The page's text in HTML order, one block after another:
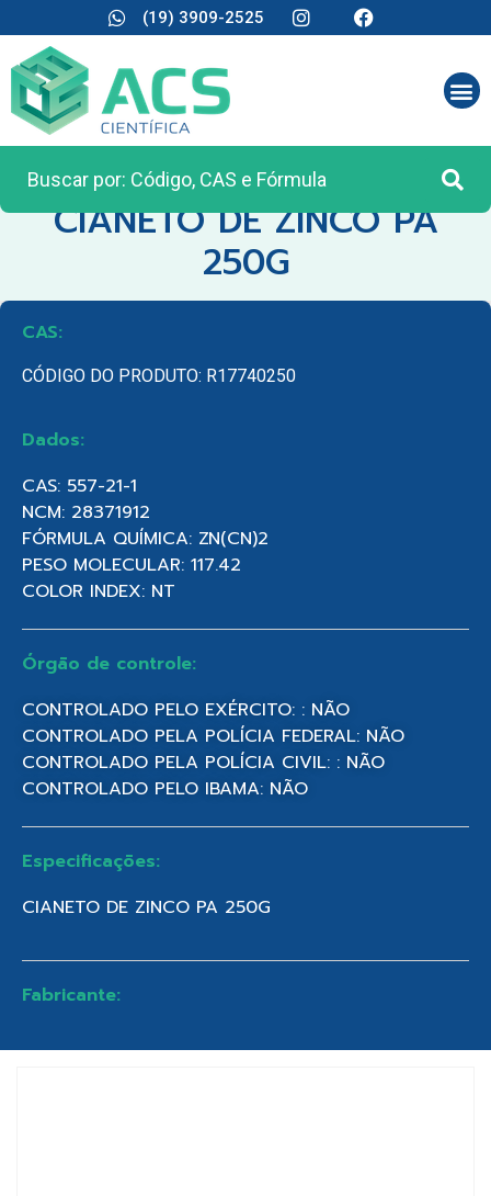
(19) 3909-2525
CATEGORIA:REAGENTES ANALÍTICOS
CIANETO DE ZINCO PA
250G
CAS:
CÓDIGO DO PRODUTO: R17740250
Dados:
CAS: 557-21-1
NCM: 28371912
FÓRMULA QUÍMICA: ZN(CN)2
PESO MOLECULAR: 117.42
COLOR INDEX: NT
Órgão de controle:
CONTROLADO PELO EXÉRCITO: : NÃO
CONTROLADO PELA POLÍCIA FEDERAL: NÃO
CONTROLADO PELA POLÍCIA CIVIL: : NÃO
CONTROLADO PELO IBAMA: NÃO
Especificações:
CIANETO DE ZINCO PA 250G
Fabricante: